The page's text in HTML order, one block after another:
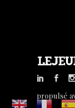
propulsé